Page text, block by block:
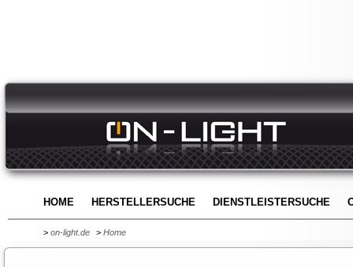
HOME HERSTELLERSUCHE DIENSTLEISTERSUCHE
> on-light.de > Home